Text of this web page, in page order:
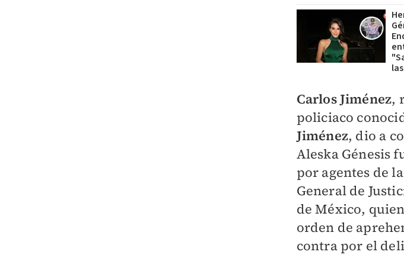
Carlos Jiménez,
policiaco
Jiménez, dio a
Aleska Génesis
por agentes de
General de
de México,
orden de
contra por el